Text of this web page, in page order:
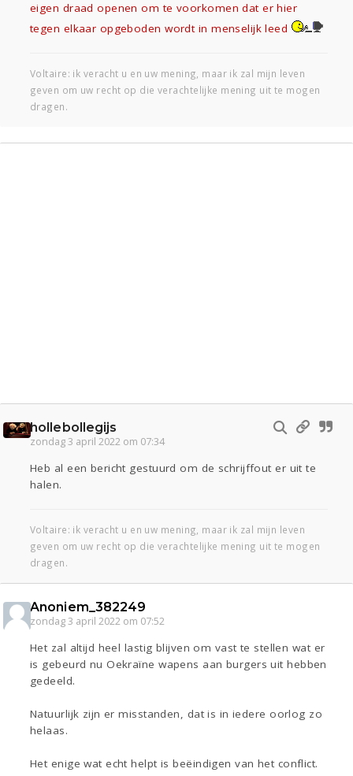
eigen draad openen om te voorkomen dat er hier
tegen elkaar opgeboden wordt in menselijk leed
Voltaire: ik veracht u en uw mening, maar ik zal mijn leven
geven om uw recht op die verachtelijke mening uit te mogen
dragen.
hollebollegijs
zondag 3 april 2022 om 07:34
Heb al een bericht gestuurd om de schrijffout er uit te
halen.
Voltaire: ik veracht u en uw mening, maar ik zal mijn leven
geven om uw recht op die verachtelijke mening uit te mogen
dragen.
Anoniem_382249
zondag 3 april 2022 om 07:52
Het zal altijd heel lastig blijven om vast te stellen wat er
is gebeurd nu Oekraïne wapens aan burgers uit hebben
gedeeld.
Natuurlijk zijn er misstanden, dat is in iedere oorlog zo
helaas.
Het enige wat echt helpt is beëindigen van het conflict.